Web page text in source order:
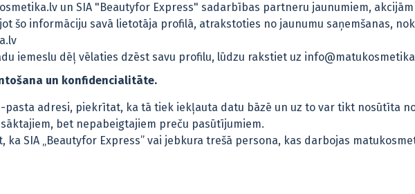
un SIA "Beautyfor Express" sadarbības partneru jaunumiem,
šo informāciju savā lietotāja profilā, atrakstoties no jaunumu saņemšanas,
iemeslu dēļ vēlaties dzēst savu profilu, lūdzu rakstiet uz
un konfidencialitāte.
pasta adresi, piekrītat, ka tā tiek iekļauta datu bāzē un uz to var tikt nosūtīta
bet nepabeigtajiem preču pasūtījumiem.
SIA „Beautyfor Express” vai jebkura trešā persona, kas darbojas